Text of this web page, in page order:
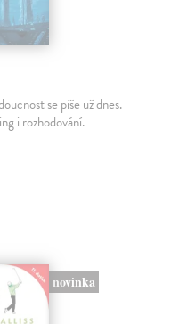
se píše už dnes.
i rozhodování.
novinka